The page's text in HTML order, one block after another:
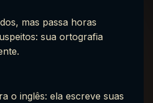
mas passa horas
sua ortografia
o inglês: ela escreve suas